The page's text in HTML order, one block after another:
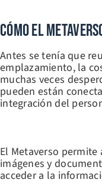
Cómo El
Antes se tenía que
emplazamiento, la
muchas veces
pueden están
integración del
El Metaverso
imágenes y
acceder a la